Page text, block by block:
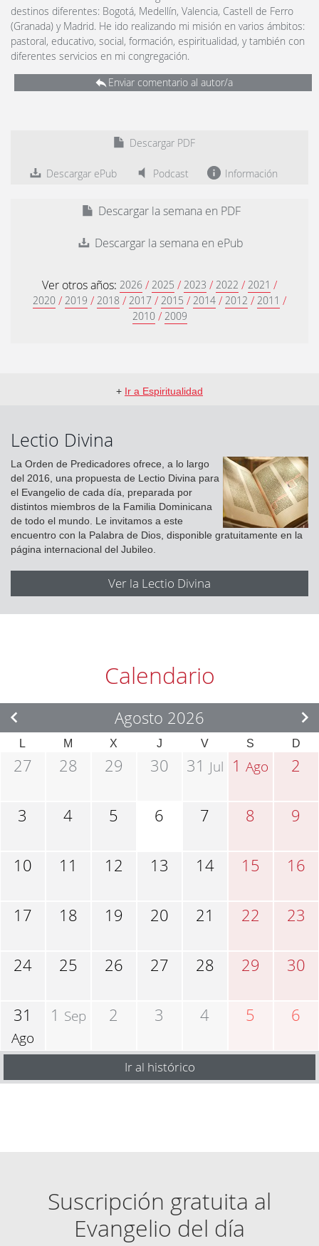
destinos diferentes: Bogotá, Medellín, Valencia, Castell de Ferro
(Granada) y Madrid. He ido realizando mi misión en varios ámbitos:
pastoral, educativo, social, formación, espiritualidad, y también con
diferentes servicios en mi congregación.
Enviar comentario al autor/a
Descargar PDF
Descargar ePub Podcast Información
Descargar la semana en PDF
Descargar la semana en ePub
Ver otros años: 2026 / 2025 / 2023 / 2022 / 2021 /
2020 / 2019 / 2018 / 2017 / 2015 / 2014 / 2012 / 2011 /
2010 / 2009
+ Ir a Espiritualidad
Lectio Divina
La Orden de Predicadores ofrece, a lo largo
del 2016, una propuesta de Lectio Divina para
el Evangelio de cada día, preparada por
distintos miembros de la Familia Dominicana
de todo el mundo. Le invitamos a este
encuentro con la Palabra de Dios, disponible gratuitamente en la
página internacional del Jubileo.
Ver la Lectio Divina
Calendario
Agosto 2026
L M X J V S D
27 28 29 30 31 Jul 1Ago 2
3 4 5 6 7 8 9
10 11 12 13 14 15 16
17 18 19 20 21 22 23
24 25 26 27 28 29 30
31
Ago
1 Sep 2 3 4 5 6
Ir al histórico
Suscripción gratuita al
Evangelio del día